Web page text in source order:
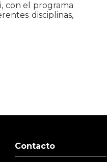
con el programa
disciplinas,
Contacto